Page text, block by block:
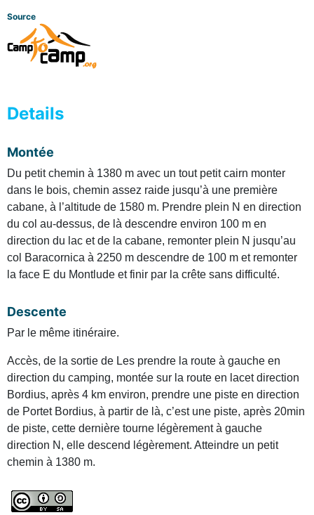
Source
Details
Montée
Du petit chemin à 1380 m avec un tout petit cairn monter
dans le bois, chemin assez raide jusqu’à une première
cabane, à l’altitude de 1580 m. Prendre plein N en direction
du col au-dessus, de là descendre environ 100 m en
direction du lac et de la cabane, remonter plein N jusqu’au
col Baracornica à 2250 m descendre de 100 m et remonter
la face E du Montlude et finir par la crête sans difficulté.
Descente
Par le même itinéraire.
Accès, de la sortie de Les prendre la route à gauche en
direction du camping, montée sur la route en lacet direction
Bordius, après 4 km environ, prendre une piste en direction
de Portet Bordius, à partir de là, c’est une piste, après 20min
de piste, cette dernière tourne légèrement à gauche
direction N, elle descend légèrement. Atteindre un petit
chemin à 1380 m.